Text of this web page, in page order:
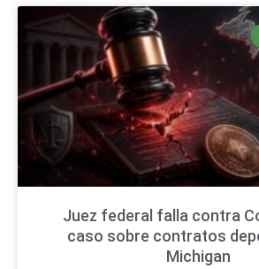
Juez federal falla contra
caso sobre contratos
Michigan